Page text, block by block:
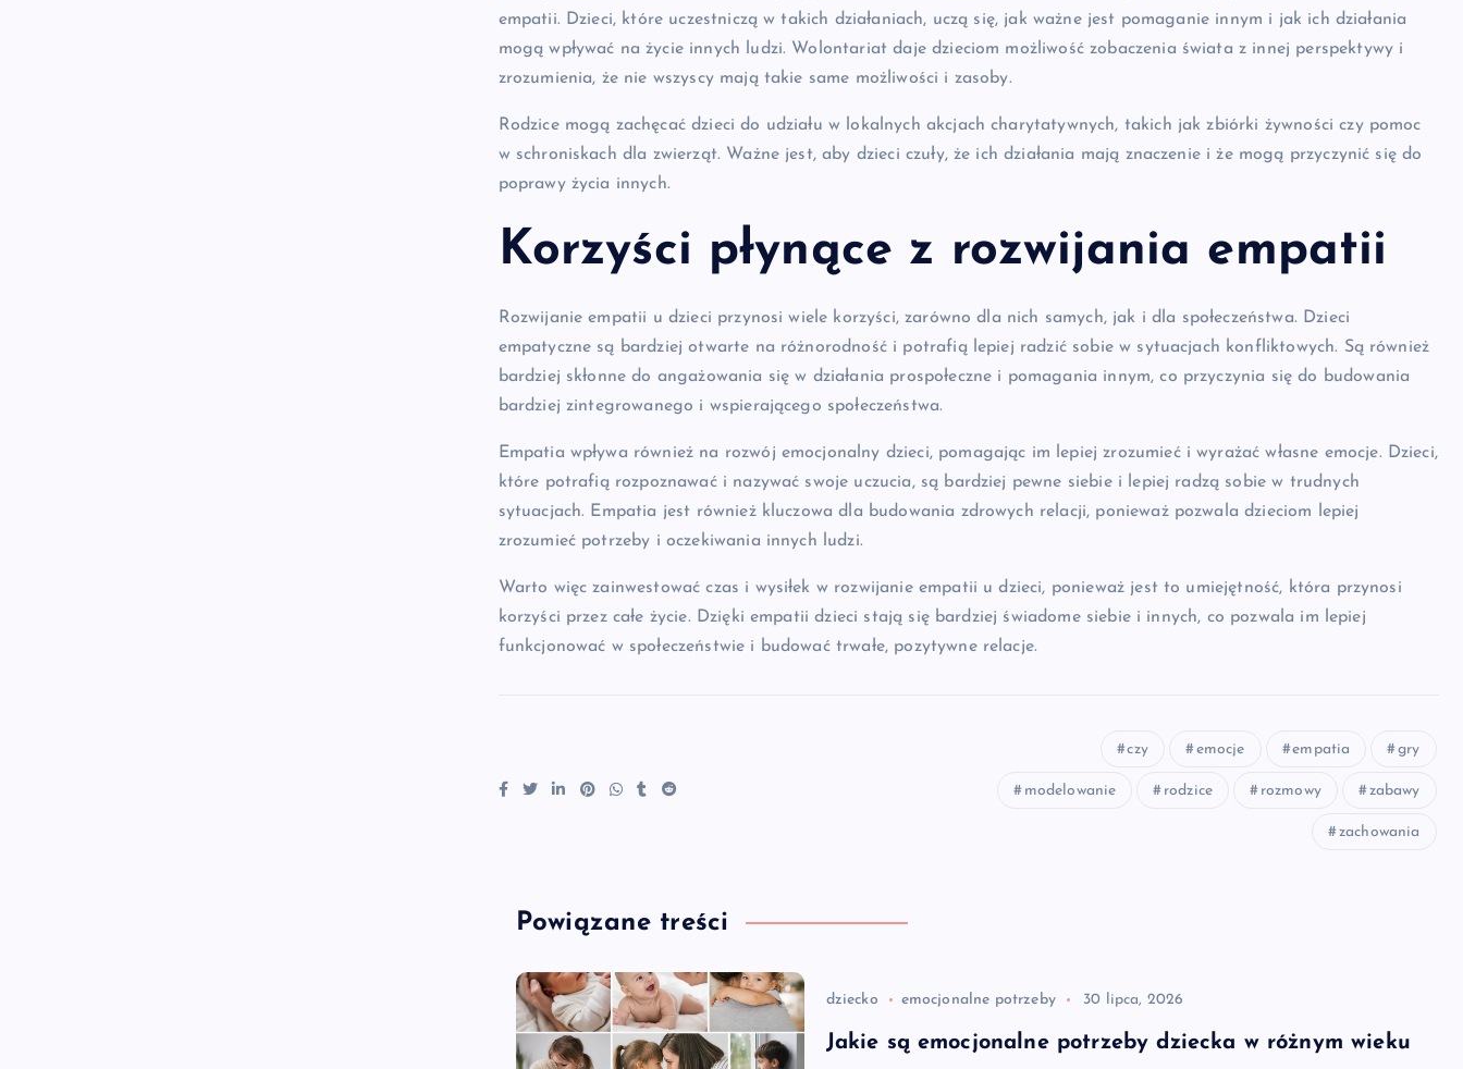
empatii. Dzieci, które uczestniczą w takich działaniach, uczą się, jak ważne jest pomaganie innym i jak ich działania
mogą wpływać na życie innych ludzi. Wolontariat daje dzieciom możliwość zobaczenia świata z innej perspektywy i
zrozumienia, że nie wszyscy mają takie same możliwości i zasoby.
Rodzice mogą zachęcać dzieci do udziału w lokalnych akcjach charytatywnych, takich jak zbiórki żywności czy pomoc
w schroniskach dla zwierząt. Ważne jest, aby dzieci czuły, że ich działania mają znaczenie i że mogą przyczynić się do
poprawy życia innych.
Korzyści płynące z rozwijania empatii
Rozwijanie empatii u dzieci przynosi wiele korzyści, zarówno dla nich samych, jak i dla społeczeństwa. Dzieci
empatyczne są bardziej otwarte na różnorodność i potrafią lepiej radzić sobie w sytuacjach konfliktowych. Są również
bardziej skłonne do angażowania się w działania prospołeczne i pomagania innym, co przyczynia się do budowania
bardziej zintegrowanego i wspierającego społeczeństwa.
Empatia wpływa również na rozwój emocjonalny dzieci, pomagając im lepiej zrozumieć i wyrażać własne emocje. Dzieci,
które potrafią rozpoznawać i nazywać swoje uczucia, są bardziej pewne siebie i lepiej radzą sobie w trudnych
sytuacjach. Empatia jest również kluczowa dla budowania zdrowych relacji, ponieważ pozwala dzieciom lepiej
zrozumieć potrzeby i oczekiwania innych ludzi.
Warto więc zainwestować czas i wysiłek w rozwijanie empatii u dzieci, ponieważ jest to umiejętność, która przynosi
korzyści przez całe życie. Dzięki empatii dzieci stają się bardziej świadome siebie i innych, co pozwala im lepiej
funkcjonować w społeczeństwie i budować trwałe, pozytywne relacje.
czy emocje empatia gry
modelowanie rodzice rozmowy zabawy
zachowania
Powiązane treści
dziecko emocjonalne potrzeby 30 lipca, 2026
Jakie są emocjonalne potrzeby dziecka w różnym wieku